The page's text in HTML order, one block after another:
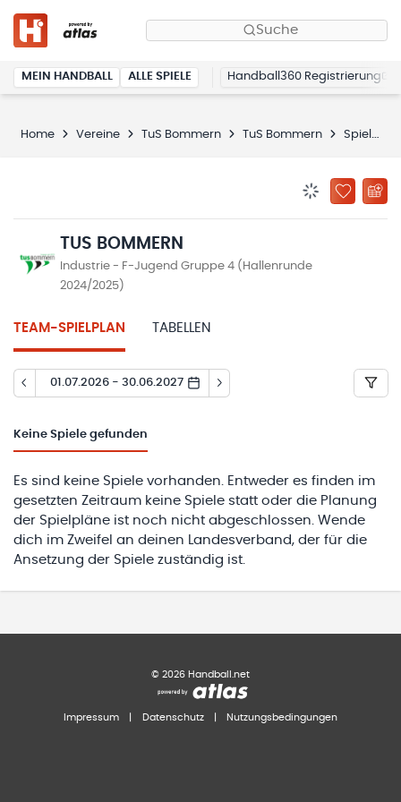
Suche
MEIN HANDBALL ALLE SPIELE Handball360 Registrierung
Home Vereine TuS Bommern TuS Bommern Spielplan
ZU
TUS BOMMERN
Industrie - F-Jugend Gruppe 4 (Hallenrunde
2024/2025)
TEAM-SPIELPLAN TABELLEN
01.07.2026 - 30.06.2027
Keine Spiele gefunden
Es sind keine Spiele vorhanden. Entweder es finden im
gesetzten Zeitraum keine Spiele statt oder die Planung
der Spielpläne ist noch nicht abgeschlossen. Wende
dich im Zweifel an deinen Landesverband, der für die
Ansetzung der Spiele zuständig ist.
© 2026 Handball.net
Impressum Datenschutz Nutzungsbedingungen